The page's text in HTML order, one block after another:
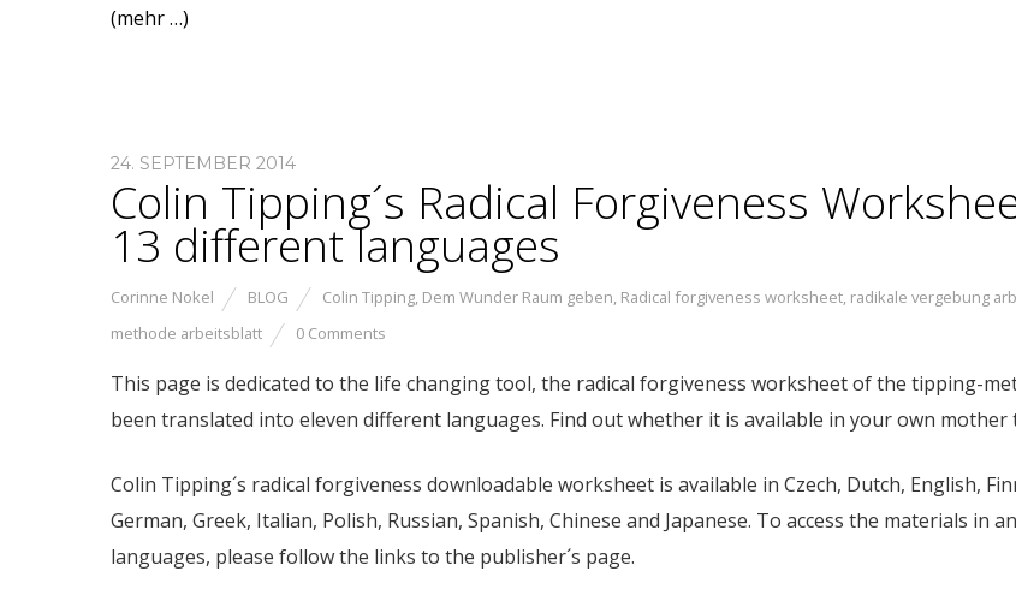
(mehr …)
24. SEPTEMBER 2014
Colin Tipping´s Radical Forgiveness
13 different languages
Corinne Nokel BLOG Colin Tipping, Dem Wunder Raum geben, Radical forgiveness worksheet, radikale vergebung
methode arbeitsblatt
0 Comments
This page is dedicated to the life changing tool, the radical forgiveness worksheet of the tipping-
been translated into eleven different languages. Find out whether it is available in your own mother
Colin Tipping´s radical forgiveness downloadable worksheet is available in Czech, Dutch, English,
German, Greek, Italian, Polish, Russian, Spanish, Chinese and Japanese. To access the materials in
languages, please follow the links to the publisher´s page.